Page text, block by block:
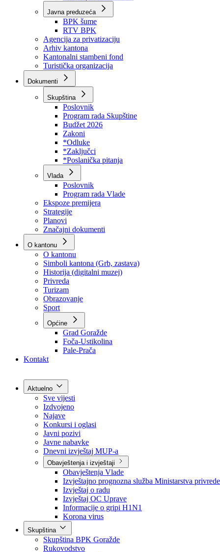
Direkcija za robne rezerve
Direkcija za ceste
Direkcija za šumarstvo
Javna preduzeća
BPK šume
RTV BPK
Agencija za privatizaciju
Arhiv kantona
Kantonalni stambeni fond
Turistička organizacija
Dokumenti
Skupština
Poslovnik
Program rada Skupštine
Budžet 2026
Zakoni
*Odluke
*Zaključci
*Poslanička pitanja
Vlada
Poslovnik
Program rada Vlade
Ekspoze premijera
Strategije
Planovi
Značajni dokumenti
O kantonu
O kantonu
Simboli kantona (Grb, zastava)
Historija (digitalni muzej)
Privreda
Turizam
Obrazovanje
Sport
Općine
Kontakt
Aktuelno
Sve vijesti
Izdvojeno
Najave
Konkursi i oglasi
Javni pozivi
Javne nabavke
Dnevni izvještaj MUP-a
Obavještenja i izvještaji
Obavještenja Vlade
Izvještajno prognozna služba Ministarstva privrede
Izvještaj o radu
Izvještaj OC Uprave
Informacije o gripi H1N1
Korona virus